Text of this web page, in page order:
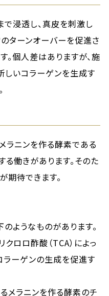
で浸透し、真皮を刺激し
ターンオーバーを促進さ
。個人差はありますが、施
いコラーゲンを生成す
ラニンを作る酵素である
働きがあります。そのた
期待できます。
ようなものがあります。
ロロ酢酸（TCA）によっ
ーゲンの生成を促進す
メラニンを作る酵素のチ